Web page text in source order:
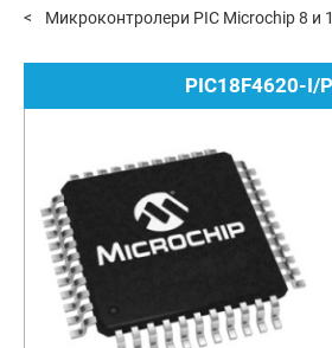
Микроконтролери PIC Microchip 8 и
PIC18F4620-I/